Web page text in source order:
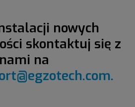
nowych
skontaktuj się z
nami na